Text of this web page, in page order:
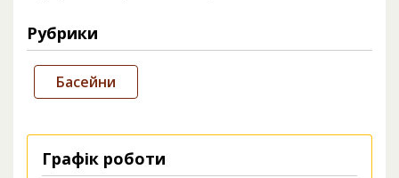
Рубрики
Басейни
Графік роботи